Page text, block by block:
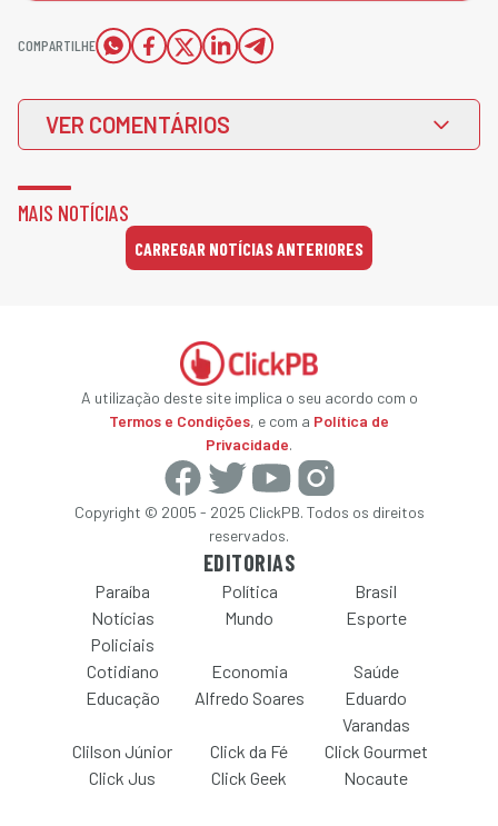
COMPARTILHE
VER COMENTÁRIOS
MAIS NOTÍCIAS
CARREGAR NOTÍCIAS ANTERIORES
A utilização deste site implica o seu acordo com o
Termos e Condições, e com a Política de
Privacidade.
Copyright © 2005 - 2025 ClickPB. Todos os direitos
reservados.
EDITORIAS
Paraíba Política
Brasil
Notícias
Policiais
Mundo Esporte
Cotidiano Economia
Saúde
Educação
Alfredo Soares
Eduardo
Varandas
Clilson Júnior
Click da Fé
Click Gourmet
Click Jus
Click Geek Nocaute